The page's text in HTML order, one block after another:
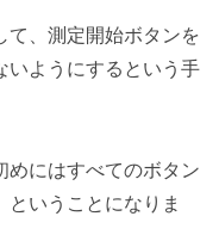
て、測定開始ボタンを
いようにするという手
めにはすべてのボタン
いうことになりま